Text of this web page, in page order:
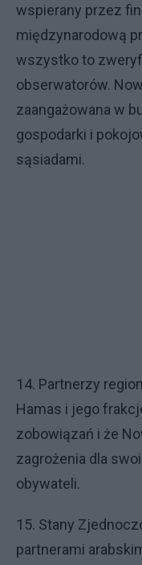
wspierany przez
międzynarodową
wszystko to
obserwatorów.
zaangażowana w
gospodarki i
sąsiadami.
14. Partnerzy
Hamas i jego
zobowiązań i że
zagrożenia dla
obywateli.
15. Stany
partnerami